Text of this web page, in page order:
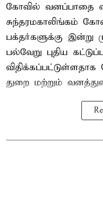
கோவில் வனப்பாதை
சுந்தரமகாலிங்கம்
பக்தர்களுக்கு இன்று
பல்வேறு புதிய
துறை மற்றும்